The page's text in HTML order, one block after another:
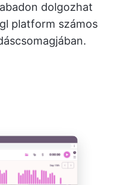
dolgozhat
platform számos